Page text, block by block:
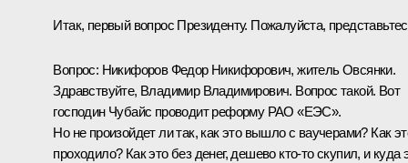
Итак, первый вопрос Президенту. Пожалуйста,
Вопрос: Никифоров Федор Никифорович, житель Овсянки.
Здравствуйте, Владимир Владимирович. Вопрос такой. Вот
господин Чубайс проводит реформу РАО «ЕЭС».
Но не произойдет ли так, как это вышло с ваучерами? Как
проходило? Как это без денег, дешево кто‑то скупил, и куда